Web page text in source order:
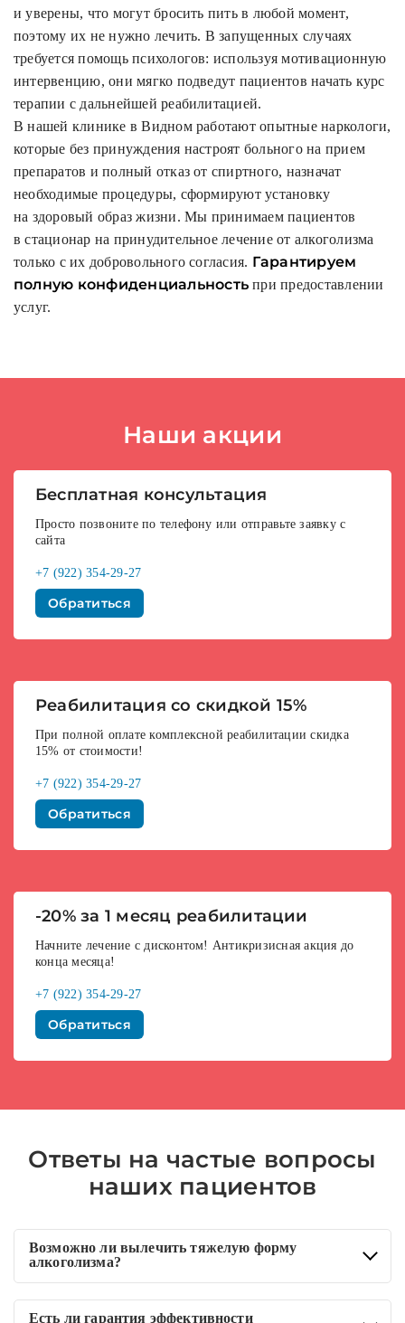
и уверены, что могут бросить пить в любой момент,
поэтому их не нужно лечить. В запущенных случаях
требуется помощь психологов: используя мотивационную
интервенцию, они мягко подведут пациентов начать курс
терапии с дальнейшей реабилитацией.
В нашей клинике в Видном работают опытные наркологи,
которые без принуждения настроят больного на прием
препаратов и полный отказ от спиртного, назначат
необходимые процедуры, сформируют установку
на здоровый образ жизни. Мы принимаем пациентов
в стационар на принудительное лечение от алкоголизма
только с их добровольного согласия. Гарантируем
полную конфиденциальность при предоставлении
услуг.
Наши акции
Бесплатная консультация
Просто позвоните по телефону или отправьте заявку с
сайта
+7 (922) 354-29-27
Обратиться
Реабилитация со скидкой 15%
При полной оплате комплексной реабилитации скидка
15% от стоимости!
+7 (922) 354-29-27
Обратиться
-20% за 1 месяц реабилитации
Начните лечение с дисконтом! Антикризисная акция до
конца месяца!
+7 (922) 354-29-27
Обратиться
Ответы на частые вопросы
наших пациентов
Возможно ли вылечить тяжелую форму
алкоголизма?
Алкоголизм успешно лечится на любых стадиях, если сам
Есть ли гарантия эффективности